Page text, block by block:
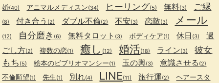
婚(40) アニマルメディスン(34) ヒーリング(5) 無料(3) ご縁
(8) 付き合う (2) ダブル不倫(2) 不安(3) 恋敵(3) メール
(12) 自分磨き (6) 無料タロット (3) ボディケア(1) 休日 (3)
過
ごし方(2) 複数の恋(1) 癒し (12) 婚活(18) ライン(3)
彼女
もち (5) 絵本のビブリオマンシー(1) 玉の輿(3) 意識させる (2)
不倫願望(1) 先生(1) 別れ(4) LINE(11) 旅行運(2)
ヘアースタ